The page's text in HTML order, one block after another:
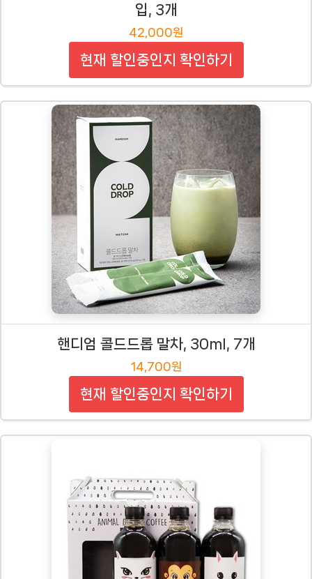
입, 3개
42,000원
현재 할인중인지 확인하기
핸디엄 콜드드롭 말차, 30ml, 7개
14,700원
현재 할인중인지 확인하기